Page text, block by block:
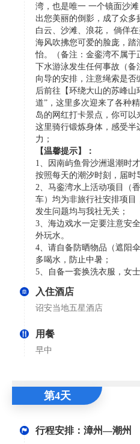
湾，也是唯一 一个镜面沙
出您美丽的倒影，成了众多
白云、沙滩、浪花， 倘佯
海风吹拂您可爱的脸庞，
怡。（备注：金銮湾不属
下水游泳发生任何事故（备
向导的安排，注意绳索是否
后前往【环绕大山的苏峰山
道”，这里多次迎来了各种
岛的网红打卡景点，你可
这里骑行锻炼身体，感受
力；
【温馨提示】：
1、因南屿鱼骨沙洲退潮时
按照每天的潮汐时刻，届时
2、马銮湾水上活动项目（
车）均为非旅行社安排项目
发生问题均与我社无关；
3、海边戏水一定要注意安
外玩水。
4、请自备防晒物品（遮阳
多喝水，防止中暑；
5、自备一套换洗衣服，女
入住酒店
诏安当地五星酒店
用餐
早中
第4天
行程安排：漳州—潮州